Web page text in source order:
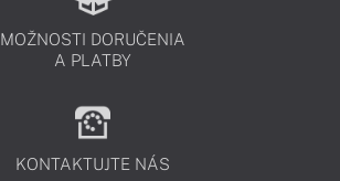
MOŽNOSTI DORUČENIA
A PLATBY
KONTAKTUJTE NÁS